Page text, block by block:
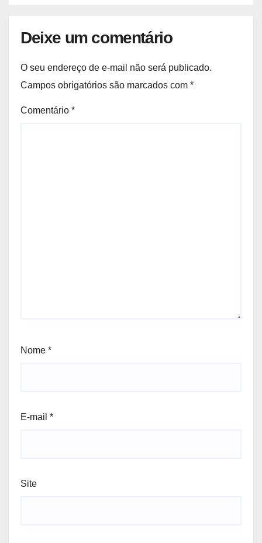
Deixe um comentário
O seu endereço de e-mail não será publicado.
Campos obrigatórios são marcados com *
Comentário *
Nome *
E-mail *
Site